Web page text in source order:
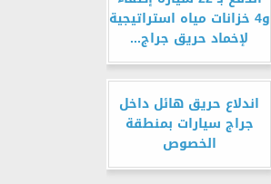
و4 خزانات مياه استراتيجية
لإخماد حريق جراج...
اندلاع حريق هائل داخل
جراج سيارات بمنطقة
الخصوص